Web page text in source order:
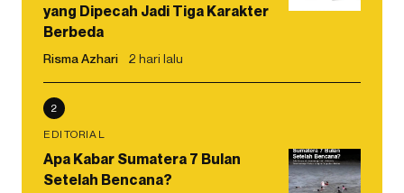
yang Dipecah Jadi Tiga Karakter
Berbeda
Risma Azhari 2 hari lalu
2
EDITORIAL
Apa Kabar Sumatera 7 Bulan
Setelah Bencana?